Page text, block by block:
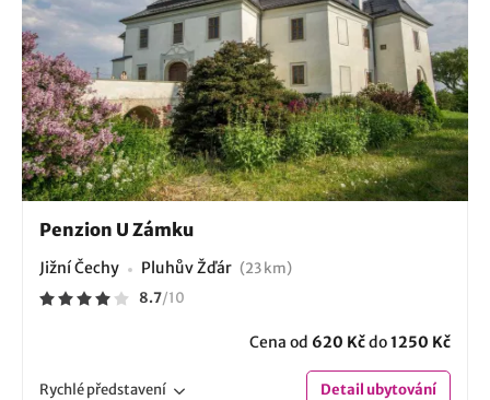
Penzion U Zámku
Jižní Čechy Pluhův Žďár (23 km)
8.7/10
Cena od 620 Kčdo1250 Kč
Rychlépředstavení Detailubytování